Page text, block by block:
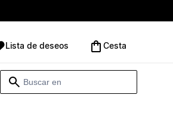
Lista de deseos Cesta